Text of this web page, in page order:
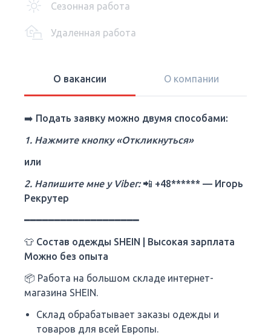
Сезонная работа
Удаленная работа
О вакансии О компании
➡️ Подать заявку можно двумя способами:
1. Нажмите кнопку «Откликнуться»
или
2. Напишите мне у Viber:📲 +48****** — Игорь
Рекрутер
━━━━━━━━━━━━━━━━━━━
👕 Состав одежды SHEIN | Высокая зарплата
Можно без опыта
📦 Работа на большом складе интернет-
магазина SHEIN.
Склад обрабатывает заказы одежды и
товаров для всей Европы.